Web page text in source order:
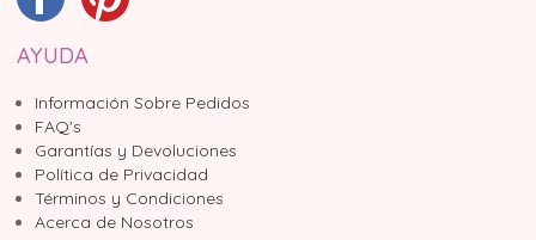
AYUDA
Información Sobre Pedidos
FAQ's
Garantías y Devoluciones
Política de Privacidad
Términos y Condiciones
Acerca de Nosotros